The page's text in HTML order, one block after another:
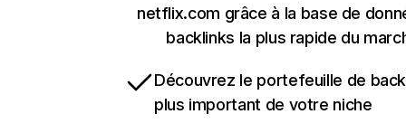
netflix.com grâce à la base de
backlinks la plus rapide du
Découvrez le portefeuille de
plus important de votre niche